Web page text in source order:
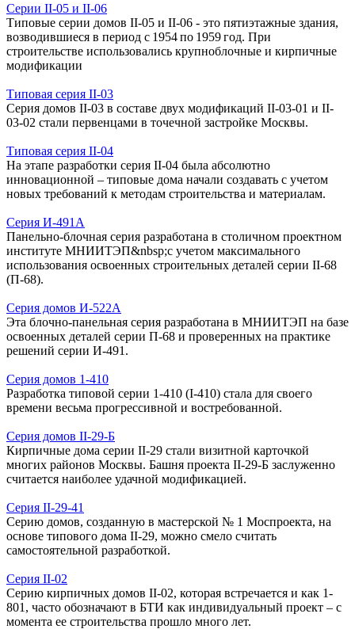
Серии II-05 и II‑06
Типовые серии домов II-05 и II-06 - это пятиэтажные здания,
возводившиеся в период с 1954 по 1959 год. При
строительстве использовались крупноблочные и кирпичные
модификации
Типовая серия II-03
Серия домов II-03 в составе двух модификаций II-03-01 и II-
03-02 стали первенцами в точечной застройке Москвы.
Типовая серия II-04
На этапе разработки серия II-04 была абсолютно
инновационной – типовые дома начали создавать с учетом
новых требований к методам строительства и материалам.
Серия И-491А
Панельно-блочная серия разработана в столичном проектном
институте МНИИТЭП&nbsp;с учетом максимального
использования освоенных строительных деталей серии II-68
(П-68).
Серия домов И-522А
Эта блочно-панельная серия разработана в МНИИТЭП на базе
освоенных деталей серии П-68 и проверенных на практике
решений серии И-491.
Серия домов 1-410
Разработка типовой серии 1-410 (I-410) стала для своего
времени весьма прогрессивной и востребованной.
Серия домов II-29-Б
Кирпичные дома серии II-29 стали визитной карточкой
многих районов Москвы. Башня проекта II-29-Б заслуженно
считается наиболее удачной модификацией.
Серия II-29-41
Серию домов, созданную в мастерской № 1 Моспроекта, на
основе типового дома II-29, можно смело считать
самостоятельной разработкой.
Серия II-02
Серию кирпичных домов II-02, которая встречается и как 1-
801, часто обозначают в БТИ как индивидуальный проект – с
момента ее строительства прошло много лет.